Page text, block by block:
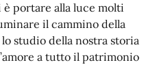
portare alla luce molti
il cammino della
studio della nostra storia
a tutto il patrimonio